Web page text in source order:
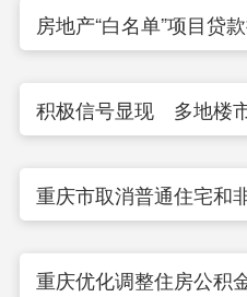
房地产“白名单”项目贷
积极信号显现 多地楼
重庆市取消普通住宅和
重庆优化调整住房公积